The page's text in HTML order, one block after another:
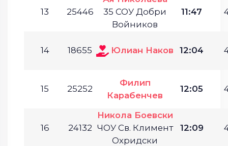
13 25446
35 СОУ Добри
Войников
11:47
14 18655 Юлиан Наков 12:04
15 25252
Филип
Карабенчев
12:05
16 24132
Никола Боевски
ЧОУ Св. Климент
Охридски
12:09